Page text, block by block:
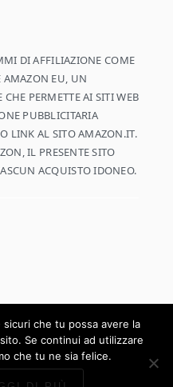
DI AFFILIAZIONE COME
AMAZON EU, UN
PERMETTE AI SITI WEB
PUBBLICITARIA
LINK AL SITO AMAZON.IT.
IL PRESENTE SITO
ACQUISTO IDONEO.
SUGENESIS FRAMEWORK
· LOG IN
che tu possa avere la
Se continui ad utilizzare
che tu ne sia felice.